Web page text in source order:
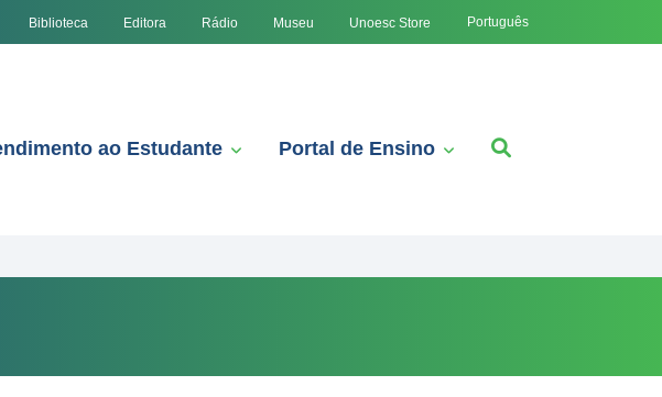
Biblioteca Editora Rádio Museu Unoesc Store Português
ao Estudante Portal de Ensino